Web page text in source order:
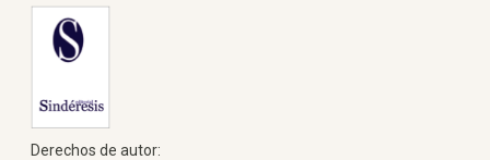
Derechos de autor: